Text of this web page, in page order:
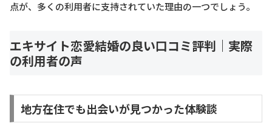
点が、多くの利用者に支持されていた理由の一つでしょう。
エキサイト恋愛結婚の良い口コミ評判｜実際
の利用者の声
地方在住でも出会いが見つかった体験談